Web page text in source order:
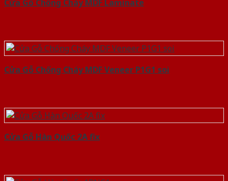
Cửa Gỗ Chống Cháy MDF Laminate
Cửa Gỗ Chống Cháy MDF Veneer P1G1 soi
Cửa Gỗ Hàn Quốc 2A fix